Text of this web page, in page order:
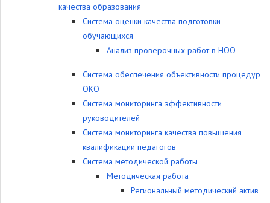
качества образования
Система оценки качества подготовки
обучающихся
Анализ проверочных работ в НОО
Система обеспечения объективности процедур
ОКО
Система мониторинга эффективности
руководителей
Система мониторинга качества повышения
квалификации педагогов
Система методической работы
Методическая работа
Региональный методический актив